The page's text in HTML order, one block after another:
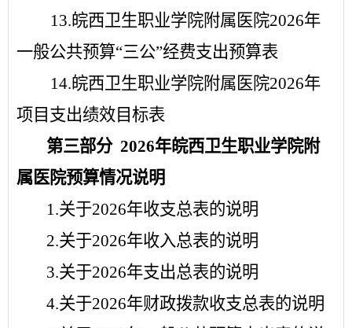
13.皖西卫生职业学院附属医院2026年
一般公共预算“三公”经费支出预算表
14.皖西卫生职业学院附属医院2026年
项目支出绩效目标表
第三部分 2026年皖西卫生职业学院附
属医院预算情况说明
1.关于2026年收支总表的说明
2.关于2026年收入总表的说明
3.关于2026年支出总表的说明
4.关于2026年财政拨款收支总表的说明